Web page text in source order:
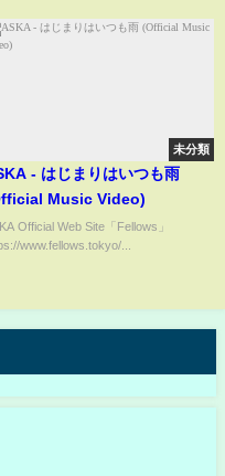
未分類
- はじまりはいつも雨
Music Video)
Official Web Site「Fellows」
www.fellows.tokyo/...